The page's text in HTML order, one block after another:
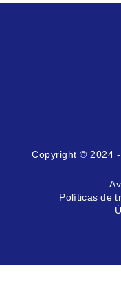
Copyright © 2024
Políticas de